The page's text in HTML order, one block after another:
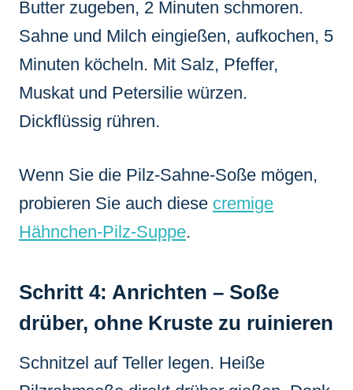
Butter zugeben, 2 Minuten schmoren.
Sahne und Milch eingießen, aufkochen, 5
Minuten köcheln. Mit Salz, Pfeffer,
Muskat und Petersilie würzen.
Dickflüssig rühren.
Wenn Sie die Pilz-Sahne-Soße mögen,
probieren Sie auch diese cremige
Hähnchen-Pilz-Suppe.
Schritt 4: Anrichten – Soße
drüber, ohne Kruste zu ruinieren
Schnitzel auf Teller legen. Heiße